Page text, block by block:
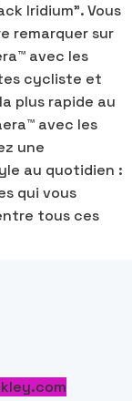
Iridium". Vous
remarquer sur
avec les
cycliste et
plus rapide au
avec les
une
au quotidien :
qui vous
tous ces